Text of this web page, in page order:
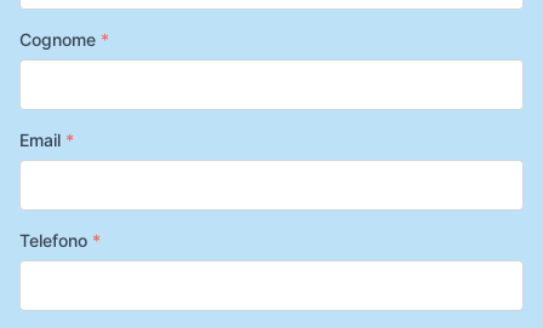
Cognome *
Email *
Telefono *